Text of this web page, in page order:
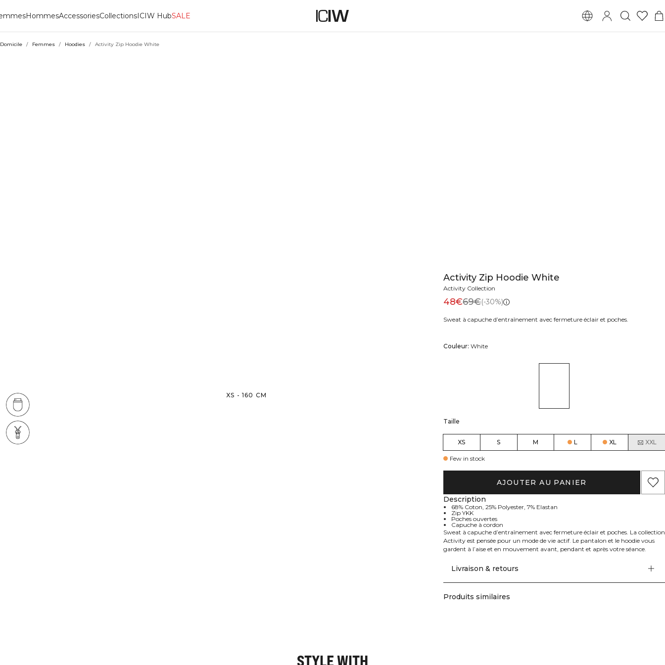
HommesAccessoriesCollectionsICIW HubSALE
Domicile / Femmes / Hoodies / Activity Zip Hoodie White
XS - 160 CM
Activity Zip Hoodie White
Activity Collection
48€69€(-30%)
Sweat à capuche d’entraînement avec fermeture éclair et poches.
Couleur: White
Taille
XS S M L XL XXL
Few in stock
AJOUTER AU PANIER
Description
68% Coton, 25% Polyester, 7% Elastan
Zip YKK
Poches ouvertes
Capuche à cordon
Sweat à capuche d’entraînement avec fermeture éclair et poches. La collection
Activity est pensée pour un mode de vie actif. Le pantalon et le hoodie vous
gardent à l’aise et en mouvement avant, pendant et après votre séance.
pour l’échauffement et l’entraînement en extérieur, avec poches frontales
La matière extensible et résistante arbore un badge en silicone ICIW -
Elastan
Livraison & retours
Produits similaires
STYLE WITH